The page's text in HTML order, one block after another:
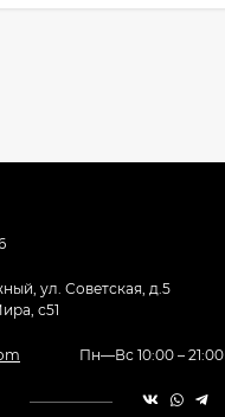
ул. Советская, д.5
с51
Пн—Вс 10:00 – 21:00